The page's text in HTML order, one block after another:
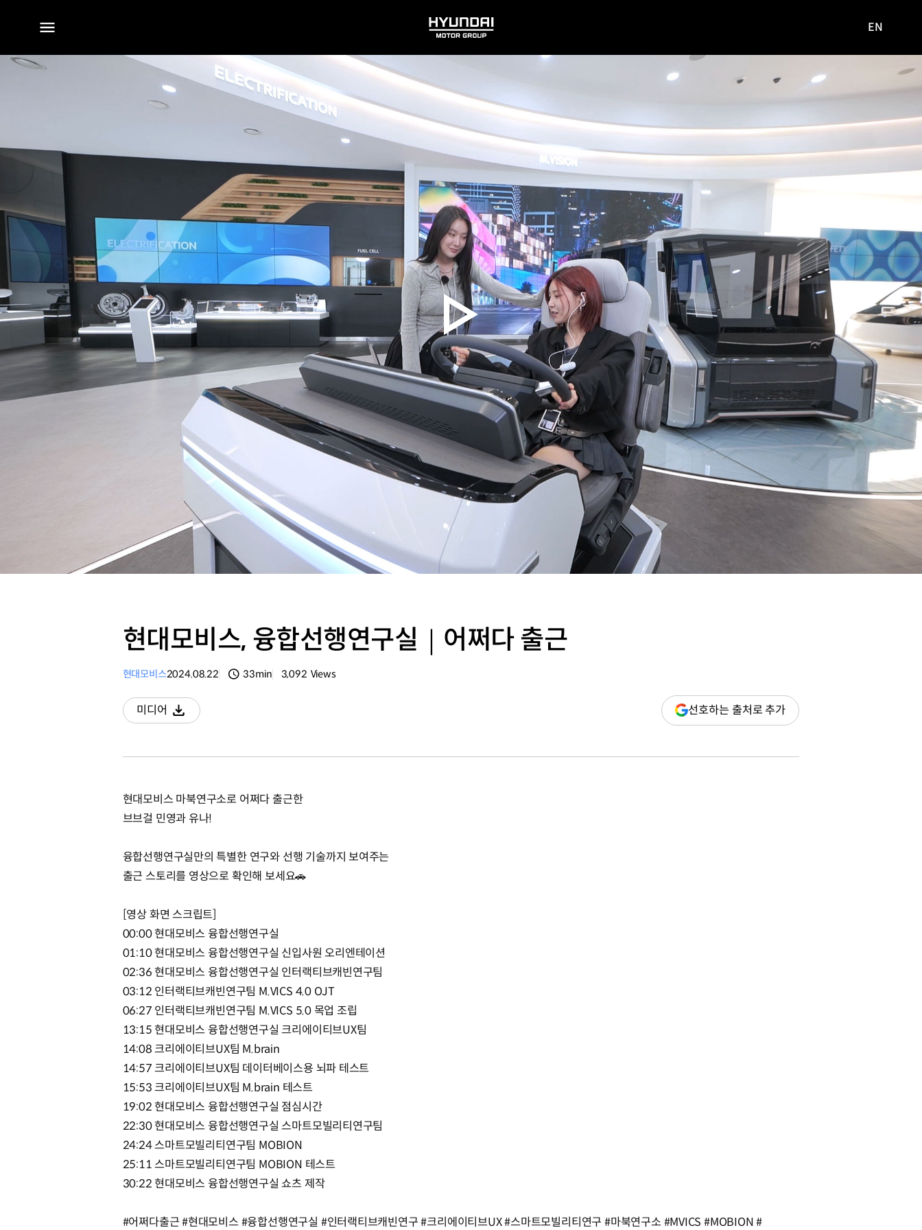
전체
HYUNDAI
MOTOR
사이트로
EN
현대모비스, 융합선행연구실｜어쩌다 출근
현대모비스2024.08.22 33min 3,092 Views
미디어
다운로드
선호하는 출처로 추가(새
창
현대모비스 마북연구소로 어쩌다 출근한
브브걸 민영과 유나!
융합선행연구실만의 특별한 연구와 선행 기술까지 보여주는
출근 스토리를 영상으로 확인해 보세요🚗
[영상 화면 스크립트]
00:00 현대모비스 융합선행연구실
01:10 현대모비스 융합선행연구실 신입사원 오리엔테이션
02:36 현대모비스 융합선행연구실 인터랙티브캐빈연구팀
03:12 인터랙티브캐빈연구팀 M.VICS 4.0 OJT
06:27 인터랙티브캐빈연구팀 M.VICS 5.0 목업 조립
13:15 현대모비스 융합선행연구실 크리에이티브UX팀
14:08 크리에이티브UX팀 M.brain
14:57 크리에이티브UX팀 데이터베이스용 뇌파 테스트
15:53 크리에이티브UX팀 M.brain 테스트
19:02 현대모비스 융합선행연구실 점심시간
22:30 현대모비스 융합선행연구실 스마트모빌리티연구팀
24:24 스마트모빌리티연구팀 MOBION
25:11 스마트모빌리티연구팀 MOBION 테스트
30:22 현대모비스 융합선행연구실 쇼츠 제작
#어쩌다출근 #현대모비스 #융합선행연구실 #인터랙티브캐빈연구 #크리에이티브UX #스마트모빌리티연구 #마북연구소 #MVICS #MOBION #